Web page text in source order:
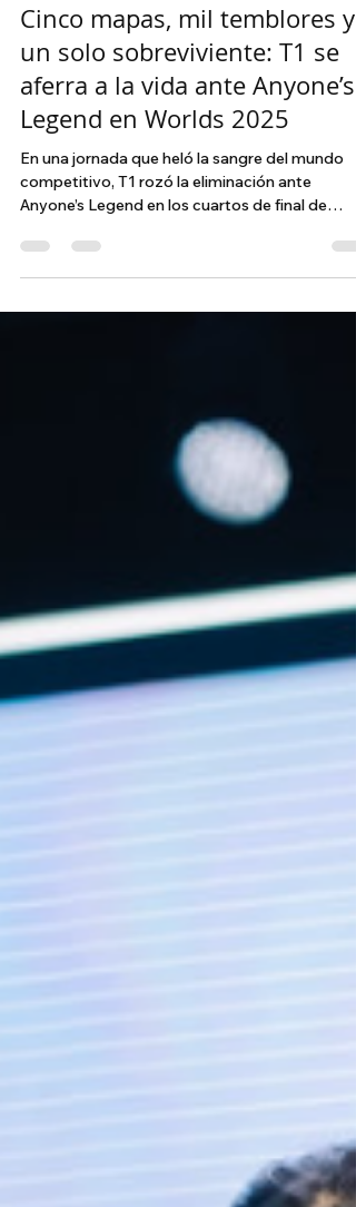
League of Legends
Cinco mapas, mil temblores y
un solo sobreviviente: T1 se
aferra a la vida ante Anyone’s
Legend en Worlds 2025
En una jornada que heló la sangre del mundo
Anyone’s Legend en los cuartos de final de